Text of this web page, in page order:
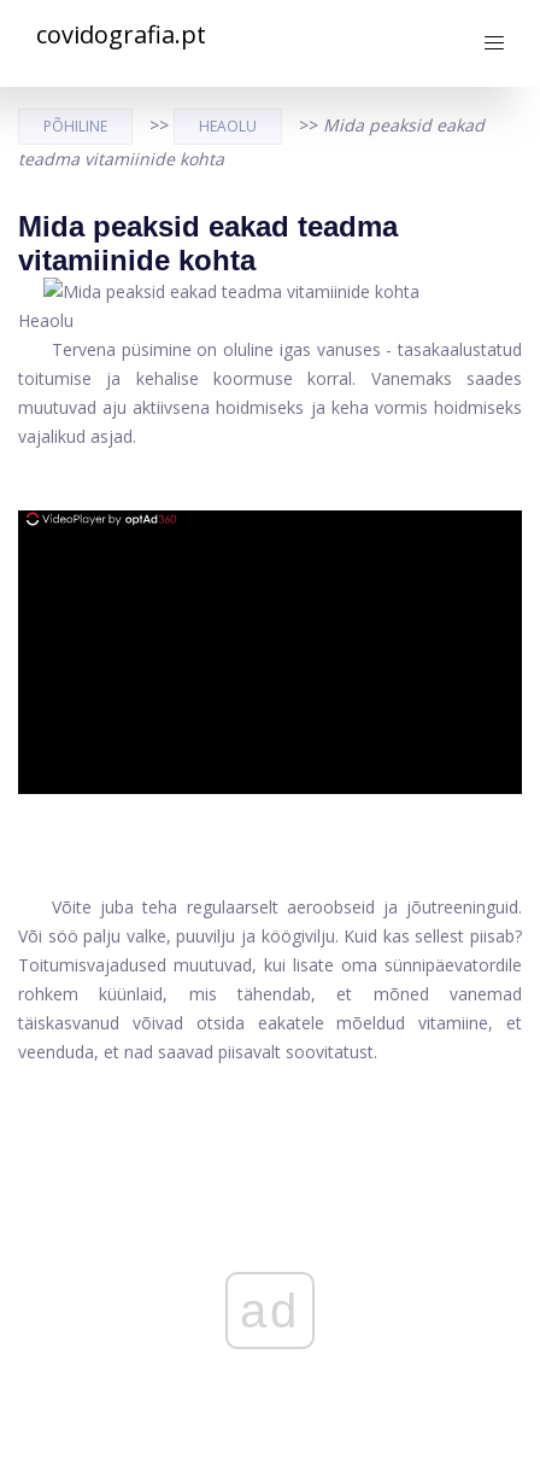
covidografia.pt
PÕHILINE >> HEAOLU >> Mida peaksid eakad
teadma vitamiinide kohta
Mida peaksid eakad teadma
vitamiinide kohta
Heaolu
Tervena püsimine on oluline igas vanuses - tasakaalustatud
toitumise ja kehalise koormuse korral. Vanemaks saades
muutuvad aju aktiivsena hoidmiseks ja keha vormis hoidmiseks
vajalikud asjad.
Võite juba teha regulaarselt aeroobseid ja jõutreeninguid.
Või söö palju valke, puuvilju ja köögivilju. Kuid kas sellest piisab?
Toitumisvajadused muutuvad, kui lisate oma sünnipäevatordile
rohkem küünlaid, mis tähendab, et mõned vanemad
täiskasvanud võivad otsida eakatele mõeldud vitamiine, et
veenduda, et nad saavad piisavalt soovitatust.
ad